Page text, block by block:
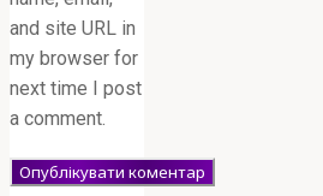
and site URL in
my browser for
next time I post
a comment.